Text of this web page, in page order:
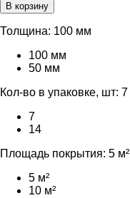
В корзину
Толщина: 100 мм
100 мм
50 мм
Кол-во в упаковке, шт: 7
7
14
Площадь покрытия: 5 м²
5 м²
10 м²